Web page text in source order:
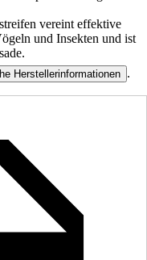
vereint effektive
und Insekten und ist
Herstellerinformationen .